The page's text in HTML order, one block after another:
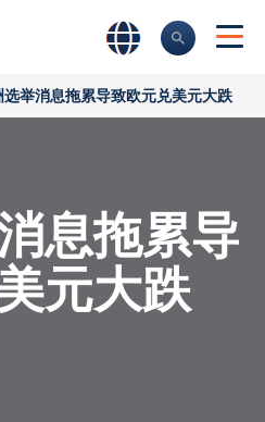
选举消息拖累导致欧元兑美元大跌
息拖累导
元大跌